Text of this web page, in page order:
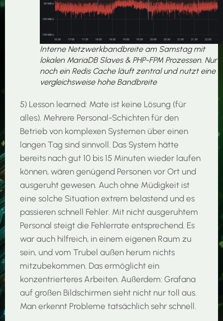
Interne Netzwerkbandbreite am Samstag mit
lokalen MariaDB Slaves & PHP-FPM Prozessen. Nur
noch ein Redis Cache läuft zentral und nutzt eine
vergleichsweise hohe Bandbreite
5) Lesson learned: Mate ist keine Lösung (für
alles). Mehrere Personal-Schichten für den
Betrieb von komplexen Systemen über einen
langen Tag sind sinnvoll. Das System hätte
bereits nach gut 10 bis 15 Minuten wieder laufen
können, wären genügend Personen vor Ort und
ausgeruht gewesen. Auch ohne Müdigkeit ist
eine solche Situation extrem belastend und es
passieren schnell Fehler. Mit nicht ausgeruhtem
Personal steigt die Fehlerrate entsprechend. Es
war auch hilfreich, in einem eigenen Raum zu
sein, und vom Trubel außen herum nichts
mitzubekommen. Das ermöglicht ein
konzentrierteres Arbeiten. Außerdem: Grafana
auf großen Bildschirmen sieht nicht nur toll aus.
Man erkennt Probleme tatsächlich sehr schnell.